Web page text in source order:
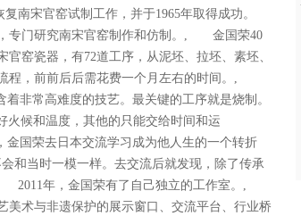
南宋官窑试制工作，并于1965年取得成功。
，专门研究南宋官窑制作和仿制。, 金国荣40
窑瓷器，有72道工序，从泥坯、拉坯、素坯、
程，前前后后需花费一个月左右的时间。,
非常高难度的技艺。最关键的工序就是烧制。
候和温度，其他的只能交给时间和运
国荣去日本交流学习成为他人生的一个转折
和当时一模一样。去交流后就发现，除了传承
2011年，金国荣有了自己独立的工作室。,
美术与非遗保护的展示窗口、交流平台、行业桥